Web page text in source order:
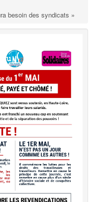
besoin des syndicats »